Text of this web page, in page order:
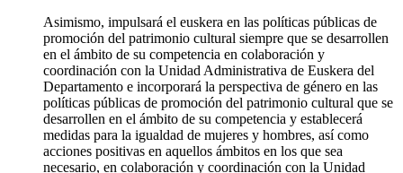
Asimismo, impulsará el euskera en las políticas públicas de
promoción del patrimonio cultural siempre que se desarrollen
en el ámbito de su competencia en colaboración y
coordinación con la Unidad Administrativa de Euskera del
Departamento e incorporará la perspectiva de género en las
políticas públicas de promoción del patrimonio cultural que se
desarrollen en el ámbito de su competencia y establecerá
medidas para la igualdad de mujeres y hombres, así como
acciones positivas en aquellos ámbitos en los que sea
necesario, en colaboración y coordinación con la Unidad